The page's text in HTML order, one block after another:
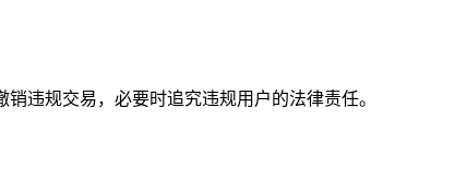
违规交易，必要时追究违规用户的法律责任。